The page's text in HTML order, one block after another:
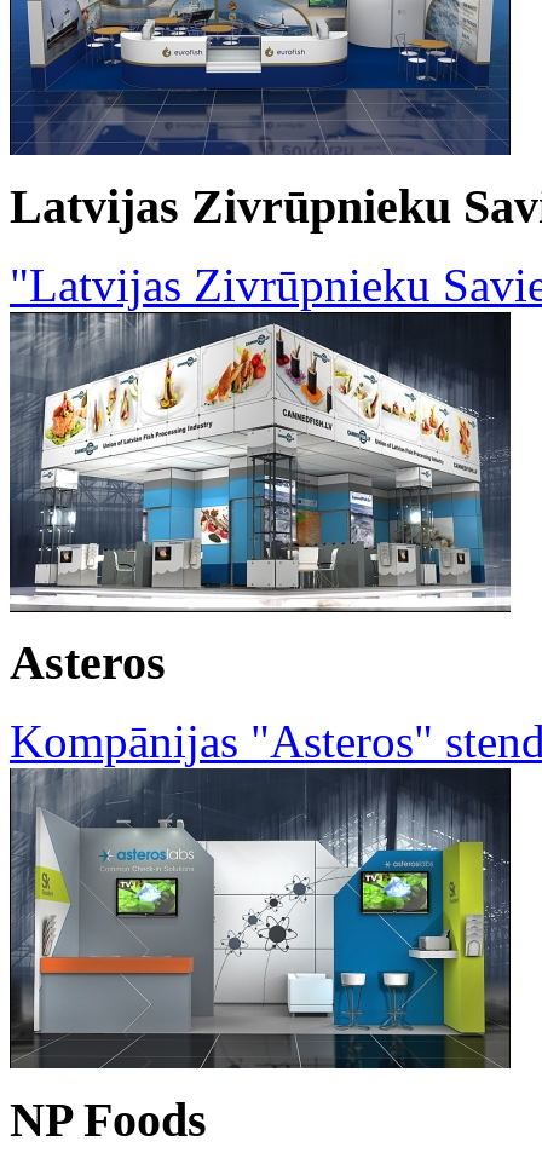
Latvijas Zivrūpnieku
"Latvijas Zivrūpnieku
Asteros
Kompānijas "Asteros"
NP Foods